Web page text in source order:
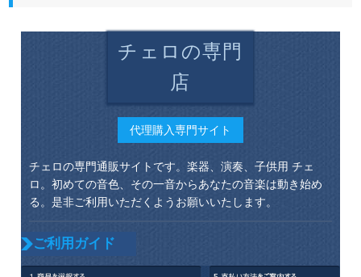
チェロの専門
店
代理購入専門サイト
チェロの専門通販サイトです。楽器、演奏、子供用 チェ
ロ。初めての音色、その一音からあなたの音楽は動き始め
る。是非ご利用いただくようお願いいたします。
ご利用ガイド